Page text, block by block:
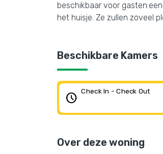
beschikbaar voor
het huisje. Ze zullen zoveel
Beschikbare Kamers
schedule Check In - Check Out
Over deze woning